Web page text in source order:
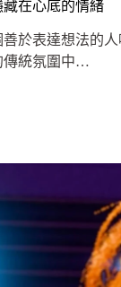
在心底的情緒
於表達想法的
傳統氛圍中…